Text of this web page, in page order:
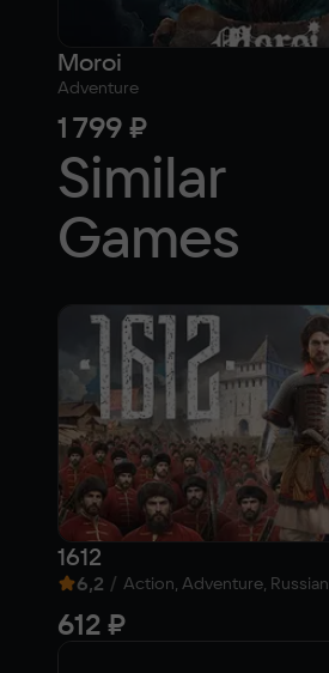
Moroi
Adventure
1 799 ₽
Similar
Games
1612
6,2 / Action, Adventure, Russian
612 ₽